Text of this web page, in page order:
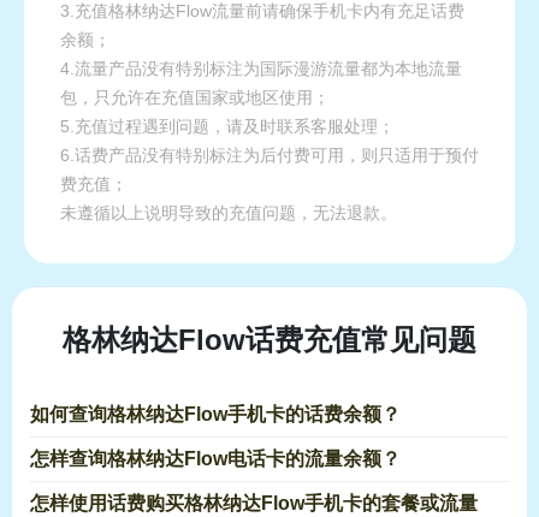
3.充值格林纳达Flow流量前请确保手机卡内有充足话费
余额；
4.流量产品没有特别标注为国际漫游流量都为本地流量
包，只允许在充值国家或地区使用；
5.充值过程遇到问题，请及时联系客服处理；
6.话费产品没有特别标注为后付费可用，则只适用于预付
费充值；
未遵循以上说明导致的充值问题，无法退款。
格林纳达Flow话费充值常见问题
如何查询格林纳达Flow手机卡的话费余额？
怎样查询格林纳达Flow电话卡的流量余额？
怎样使用话费购买格林纳达Flow手机卡的套餐或流量